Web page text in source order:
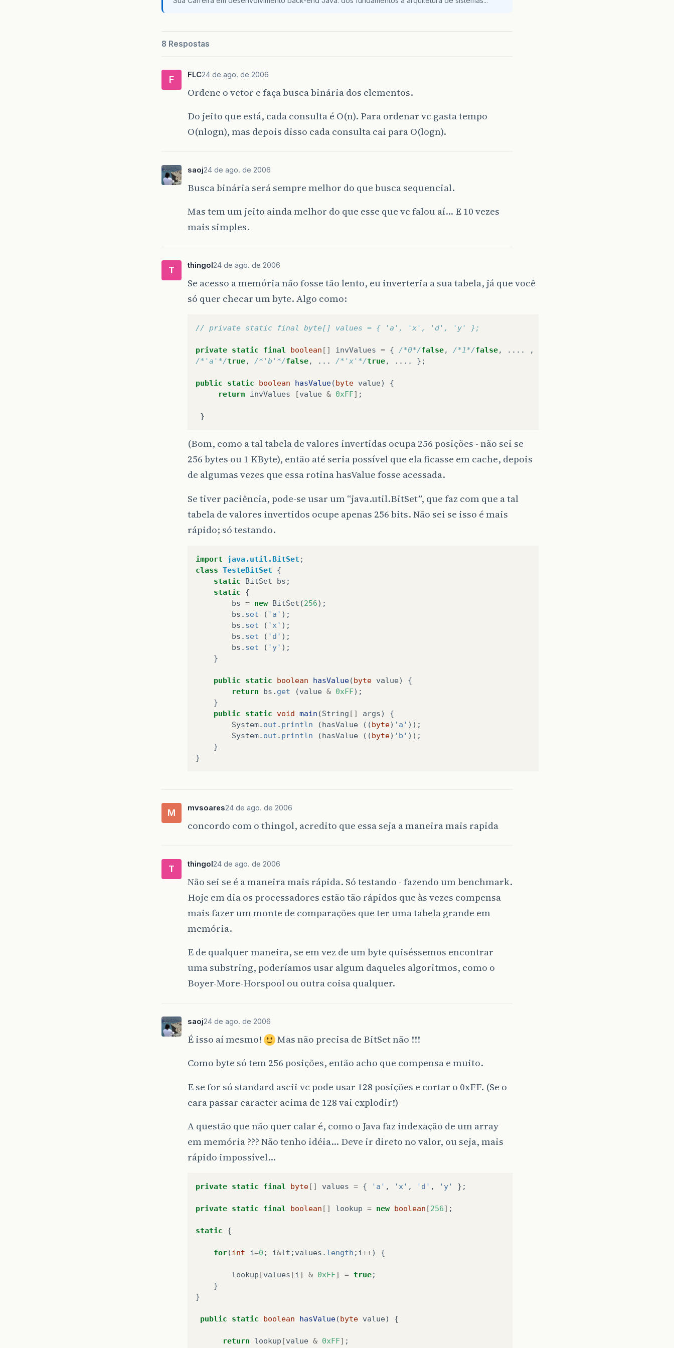
8 Respostas
F FLC24 de ago. de 2006
Ordene o vetor e faça busca binária dos elementos.
Do jeito que está, cada consulta é O(n). Para ordenar vc gasta tempo
O(nlogn), mas depois disso cada consulta cai para O(logn).
saoj24 de ago. de 2006
Busca binária será sempre melhor do que busca sequencial.
Mas tem um jeito ainda melhor do que esse que vc falou aí… E 10 vezes
mais simples.
T thingol24 de ago. de 2006
Se acesso a memória não fosse tão lento, eu inverteria a sua tabela, já que você
só quer checar um byte. Algo como:
// private static final byte[] values = { 'a', 'x', 'd', 'y' };
private static final boolean [] invValues = { /*0*/false, /*1*/false, ....
,
/*'a'*/true, /*'b'*/false, ... /*'x'*/true, .... };
public static boolean hasValue(byte value)
{
return
invValues [value & 0xFF] ;
}
(Bom, como a tal tabela de valores invertidas ocupa 256 posições - não sei se
256 bytes ou 1 KByte), então até seria possível que ela ficasse em cache, depois
de algumas vezes que essa rotina hasValue fosse acessada.
Se tiver paciência, pode-se usar um “java.util.BitSet”, que faz com que a tal
tabela de valores invertidos ocupe apenas 256 bits. Não sei se isso é mais
rápido; só testando.
import java.util.BitSet ;
class TesteBitSet
{
static
BitSet bs ;
static
{
bs = new BitSet (256);
bs . set ( 'a' );
bs . set ( 'x' );
bs . set ( 'd' );
bs . set ( 'y' );
}
public static boolean hasValue(byte value)
{
return
bs . get (value & 0xFF);
}
public
static void main (String [] args)
{
System. out . println (hasValue ((byte) 'a' ));
System. out . println (hasValue ((byte) 'b' ));
}
}
M mvsoares24 de ago. de 2006
concordo com o thingol, acredito que essa seja a maneira mais rapida
T thingol24 de ago. de 2006
Não sei se é a maneira mais rápida. Só testando - fazendo um benchmark.
Hoje em dia os processadores estão tão rápidos que às vezes compensa
mais fazer um monte de comparações que ter uma tabela grande em
memória.
E de qualquer maneira, se em vez de um byte quiséssemos encontrar
uma substring, poderíamos usar algum daqueles algoritmos, como o
Boyer-More-Horspool ou outra coisa qualquer.
saoj24 de ago. de 2006
É isso aí mesmo!
Mas não precisa de BitSet não !!!
Como byte só tem 256 posições, então acho que compensa e muito.
E se for só standard ascii vc pode usar 128 posições e cortar o 0xFF. (Se o
cara passar caracter acima de 128 vai explodir!)
A questão que não quer calar é, como o Java faz indexação de um array
em memória ??? Não tenho idéia… Deve ir direto no valor, ou seja, mais
rápido impossível…
private static final byte[] values = { 'a' , 'x' , 'd' , 'y' };
private static final boolean [] lookup = new boolean [256] ;
static {
for(int i=0 ; i&lt ; values . length ; i++) {
lookup [values [i ] & 0xFF] = true;
}
}
public static boolean hasValue(byte value) {
return lookup [value & 0xFF] ;